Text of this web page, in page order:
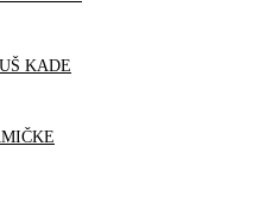
KADE